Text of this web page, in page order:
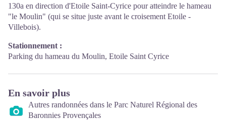
130a en direction d'Etoile Saint-Cyrice pour atteindre le hameau
"le Moulin" (qui se situe juste avant le croisement Etoile -
Villebois).
Stationnement :
Parking du hameau du Moulin, Etoile Saint Cyrice
En savoir plus
Autres randonnées dans le Parc Naturel Régional des
Baronnies Provençales